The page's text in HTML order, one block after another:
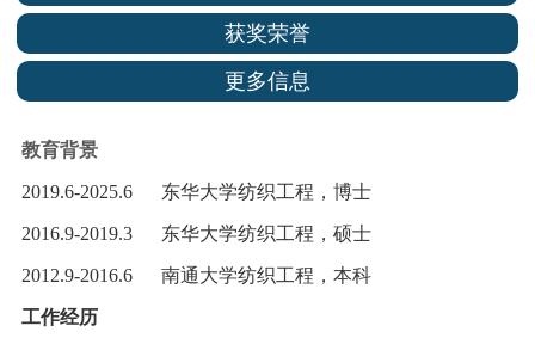
获奖荣誉
更多信息
教育背景
2019.6-2025.6 东华大学纺织工程，博士
2016.9-2019.3 东华大学纺织工程，硕士
2012.9-2016.6 南通大学纺织工程，本科
工作经历